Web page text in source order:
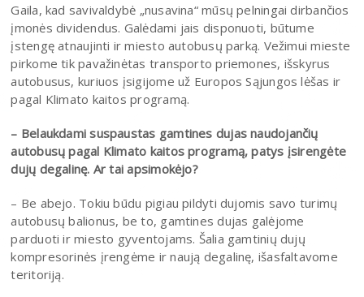
Gaila, kad savivaldybė „nusavina“ mūsų pelningai dirbančios
įmonės dividendus. Galėdami jais disponuoti, būtume
įstengę atnaujinti ir miesto autobusų parką. Vežimui mieste
pirkome tik pavažinėtas transporto priemones, išskyrus
autobusus, kuriuos įsigijome už Europos Sąjungos lėšas ir
pagal Klimato kaitos programą.
– Belaukdami suspaustas gamtines dujas naudojančių
autobusų pagal Klimato kaitos programą, patys įsirengėte
dujų degalinę. Ar tai apsimokėjo?
– Be abejo. Tokiu būdu pigiau pildyti dujomis savo turimų
autobusų balionus, be to, gamtines dujas galėjome
parduoti ir miesto gyventojams. Šalia gamtinių dujų
kompresorinės įrengėme ir naują degalinę, išasfaltavome
teritoriją.